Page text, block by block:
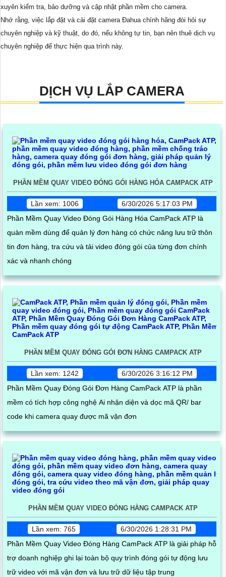
xuyên kiểm tra, bảo dưỡng và cập nhật phần mềm cho camera.
Nhớ rằng, việc lắp đặt và cài đặt camera Đahua chính hãng đòi hỏi sự
chuyên nghiệp và kỹ thuật, do đó, nếu không tự tin, bạn nên thuê dịch vụ
chuyên nghiệp để thực hiện qua trình này.
DỊCH VỤ LẮP CAMERA
PHẦN MỀM QUAY VIDEO ĐÓNG GÓI HÀNG HÓA CAMPACK ATP
Lần xem: 1006
6/30/2026 5:17:03 PM
Phần Mềm Quay Video Đóng Gói Hàng Hóa CamPack ATP là
quàn mềm dùng để quản lý đơn hàng có chức năng lưu trữ thôn
tin đơn hàng, tra cứu và tải video đóng gói của từng đơn chính
xác và nhanh chóng
PHẦN MỀM QUAY ĐÓNG GÓI ĐƠN HÀNG CAMPACK ATP
Lần xem: 1242
6/30/2026 3:16:12 PM
Phần Mềm Quay Đóng Gói Đơn Hàng CamPack ATP là phần
mềm có tích hợp công nghệ Ai nhận diện và dọc mã QR/ bar
code khi camera quay được mã vận đơn
PHẦN MỀM QUAY VIDEO ĐÓNG HÀNG CAMPACK ATP
Lần xem: 765
6/30/2026 1:28:31 PM
Phần Mềm Quay Video Đóng Hàng CamPack ATP là giải pháp hỗ
trợ doanh nghiệp ghi lại toàn bộ quy trình đóng gói tự động lưu
trữ video với mã vận đơn và lưu trữ dữ liệu tập trung